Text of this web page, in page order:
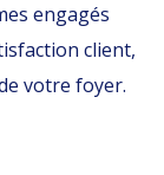
engagés
client,
votre foyer.